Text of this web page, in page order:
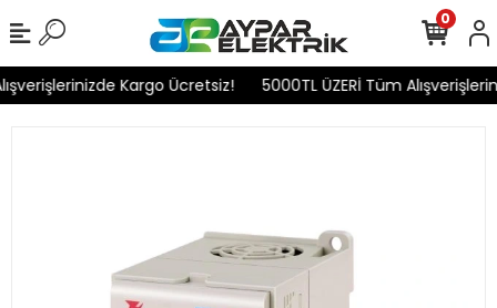
Kargo Ücretsiz! 5000TL ÜZERİ Tüm
0